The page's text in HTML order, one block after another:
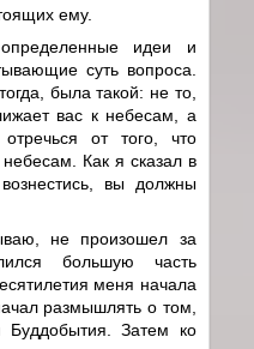
ему.
идеи и
суть вопроса.
была такой: не то,
вас к небесам, а
от того, что
Как я сказал в
вы должны
не произошел за
большую часть
меня начала
размышлять о том,
Буддобытия. Затем ко